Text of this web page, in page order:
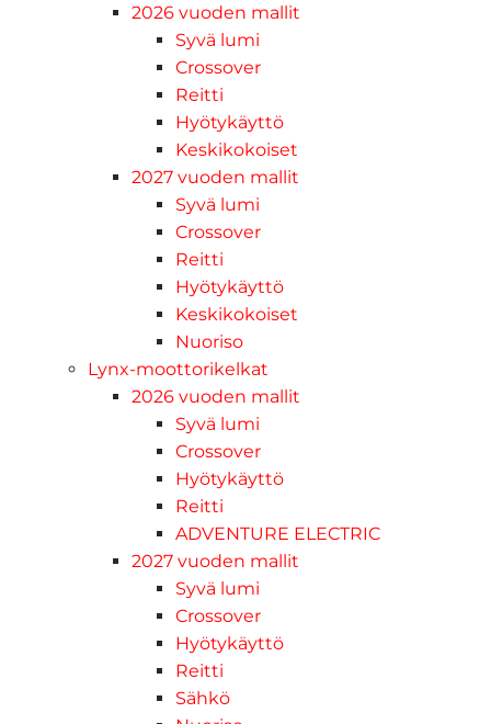
2026 vuoden mallit
Syvä lumi
Crossover
Reitti
Hyötykäyttö
Keskikokoiset
2027 vuoden mallit
Syvä lumi
Crossover
Reitti
Hyötykäyttö
Keskikokoiset
Nuoriso
Lynx-moottorikelkat
2026 vuoden mallit
Syvä lumi
Crossover
Hyötykäyttö
Reitti
ADVENTURE ELECTRIC
2027 vuoden mallit
Syvä lumi
Crossover
Hyötykäyttö
Reitti
Sähkö